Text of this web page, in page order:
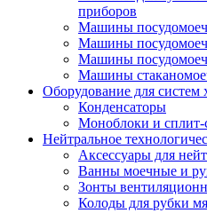
приборов
Машины
Машины
Машины
Машины
Оборудование для систем
Конденсаторы
Моноблоки и сплит-
Нейтральное
Аксессуары для
Ванны моечные и
Зонты
Колоды для рубки